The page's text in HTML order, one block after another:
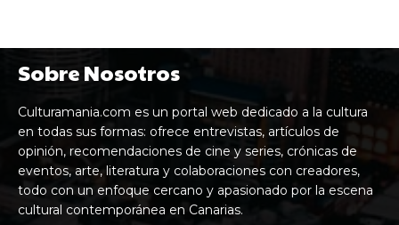
Sobre Nosotros
Culturamania.com es un portal web dedicado a la cultura
en todas sus formas: ofrece entrevistas, artículos de
opinión, recomendaciones de cine y series, crónicas de
eventos, arte, literatura y colaboraciones con creadores,
todo con un enfoque cercano y apasionado por la escena
cultural contemporánea en Canarias.